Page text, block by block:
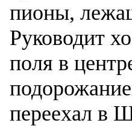
пионы,
Руководит
поля в
переехал в